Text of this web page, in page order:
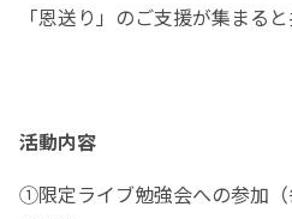
「恩送り」のご支援が集まる
活動内容
①限定ライブ勉強会への参加